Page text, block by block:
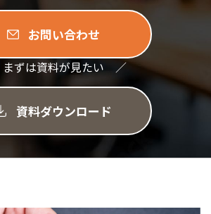
お問い合わせ
ずは資料が見たい ／
資料ダウンロード